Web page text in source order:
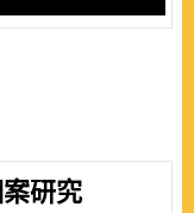
研究